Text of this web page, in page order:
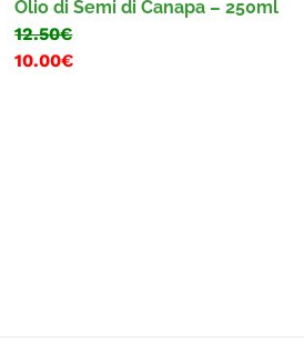
Olio di Semi di Canapa – 250ml
12.50€
10.00€